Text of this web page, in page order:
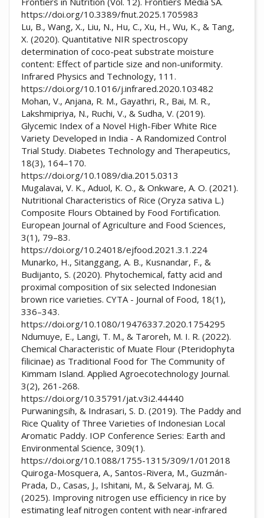
https://doi.org/10.3389/fnut.2025.1705983
Lu, B., Wang, X., Liu, N., Hu, C., Xu, H., Wu, K., & Tang,
X. (2020). Quantitative NIR spectroscopy
determination of coco-peat substrate moisture
content: Effect of particle size and non-uniformity.
Infrared Physics and Technology, 111.
https://doi.org/10.1016/j.infrared.2020.103482
Mohan, V., Anjana, R. M., Gayathri, R., Bai, M. R.,
Lakshmipriya, N., Ruchi, V., & Sudha, V. (2019).
Glycemic Index of a Novel High-Fiber White Rice
Variety Developed in India - A Randomized Control
Trial Study. Diabetes Technology and Therapeutics,
18(3), 164–170.
https://doi.org/10.1089/dia.2015.0313
Mugalavai, V. K., Aduol, K. O., & Onkware, A. O. (2021).
Nutritional Characteristics of Rice (Oryza sativa L.)
Composite Flours Obtained by Food Fortification.
European Journal of Agriculture and Food Sciences,
3(1), 79–83.
https://doi.org/10.24018/ejfood.2021.3.1.224
Munarko, H., Sitanggang, A. B., Kusnandar, F., &
Budijanto, S. (2020). Phytochemical, fatty acid and
proximal composition of six selected Indonesian
brown rice varieties. CYTA - Journal of Food, 18(1),
336–343.
https://doi.org/10.1080/19476337.2020.1754295
Ndumuye, E., Langi, T. M., & Taroreh, M. I. R. (2022).
Chemical Characteristic of Muate Flour (Pteridophyta
filicinae) as Traditional Food for The Community of
Kimmam Island. Applied Agroecotechnology Journal.
3(2), 261-268.
https://doi.org/10.35791/jat.v3i2.44440
Purwaningsih, & Indrasari, S. D. (2019). The Paddy and
Rice Quality of Three Varieties of Indonesian Local
Aromatic Paddy. IOP Conference Series: Earth and
Environmental Science, 309(1).
https://doi.org/10.1088/1755-1315/309/1/012018
Quiroga-Mosquera, A., Santos-Rivera, M., Guzmán-
Prada, D., Casas, J., Ishitani, M., & Selvaraj, M. G.
(2025). Improving nitrogen use efficiency in rice by
estimating leaf nitrogen content with near-infrared